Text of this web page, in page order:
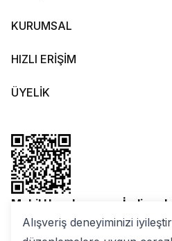
Alışveriş deneyiminizi
KURUMSAL
HIZLI ERİŞİM
ÜYELİK
Mobil Uygulamamızı